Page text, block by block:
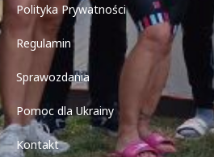
Polityka Prywatności
Regulamin
Sprawozdania
Pomoc dla Ukrainy
Kontakt